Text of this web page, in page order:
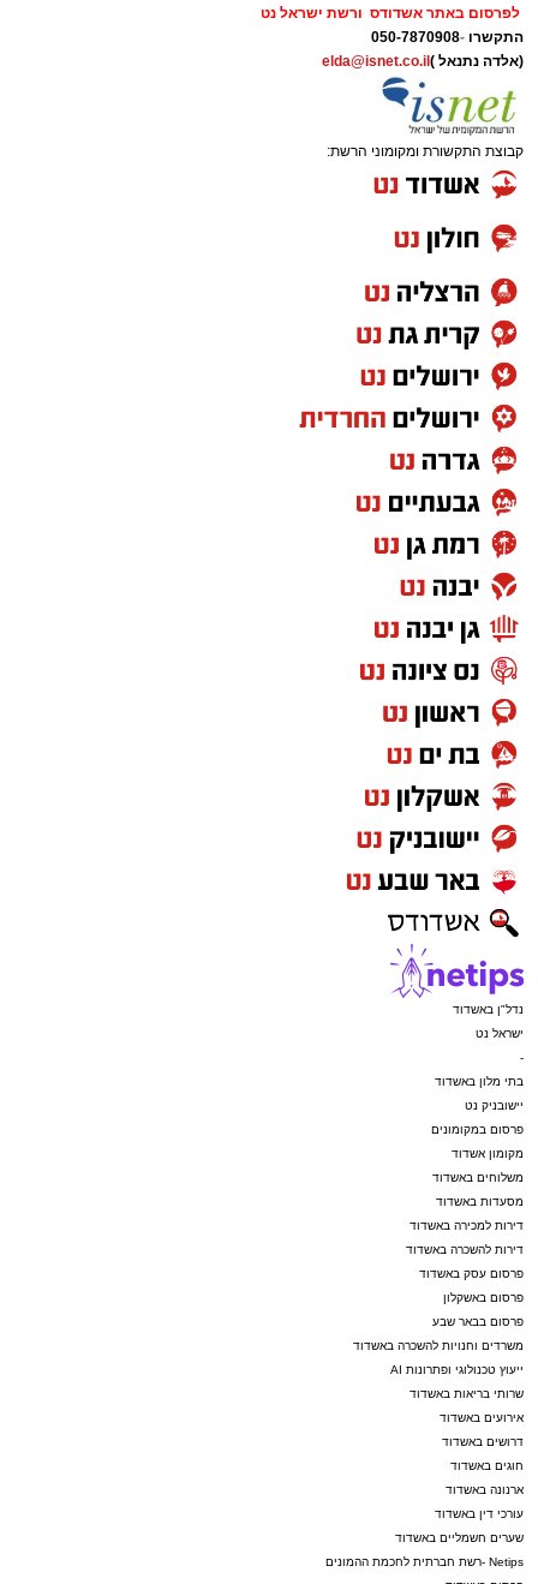
לפרסום באתר אשדודס ורשת ישראל נט
התקשרו -
050-7870908
(אלדה נתנאל ) elda@isnet.co.il
קבוצת התקשורת ומקומוני הרשת:
נדל"ן באשדוד
ישראל נט
-
בתי מלון באשדוד
יישובניק נט
פרסום במקומונים
מקומון אשדוד
משלוחים באשדוד
מסעדות באשדוד
דירות למכירה באשדוד
דירות להשכרה באשדוד
פרסום עסק באשדוד
פרסום באשקלון
פרסום בבאר שבע
משרדים וחנויות להשכרה באשדוד
ייעוץ טכנולוגי ופתרונות AI
שרותי בריאות באשדוד
אירועים באשדוד
דרושים באשדוד
חוגים באשדוד
ארנונה באשדוד
עורכי דין באשדוד
שערים חשמליים באשדוד
Netips -רשת חברתית לחכמת ההמונים